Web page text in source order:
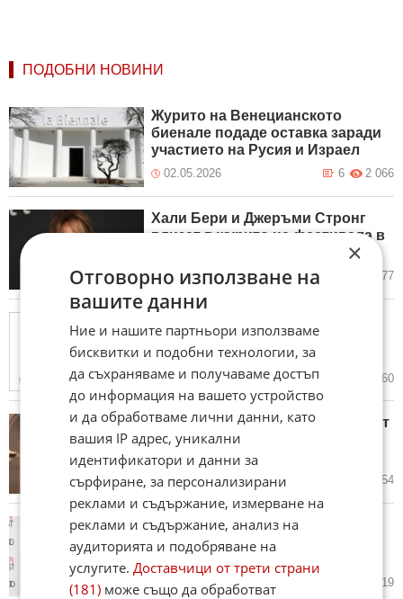
ПОДОБНИ НОВИНИ
Журито на Венецианското
биенале подаде оставка заради
участието на Русия и Израел
02.05.2026 2 066
6
Хали Бери и Джеръми Стронг
влизат в журито на фестивала в
29.04.2025 1 077
Варна ще се открие с новия
български филм „Залог“
20.02.2025 1 460
Мария Бакалова ще бъде част от
журито на фестивала
"Синелибри"
12.09.2024 1 854
Димитър Маринов ще дава
уроци на млади актьори в
Народния театър
31.03.2024 3 319
×
Отговорно използване на
вашите данни
Ние и нашите партньори използваме
бисквитки и подобни технологии, за
да съхраняваме и получаваме достъп
до информация на вашето устройство
и да обработваме лични данни, като
вашия IP адрес, уникални
идентификатори и данни за
сърфиране, за персонализирани
реклами и съдържание, измерване на
реклами и съдържание, анализ на
аудиторията и подобряване на
услугите.Доставчици от трети страни
(181) може също да обработват